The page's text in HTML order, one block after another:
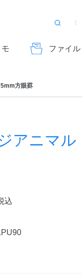
モ ファイ
検
る
方眼罫
アニマ
込